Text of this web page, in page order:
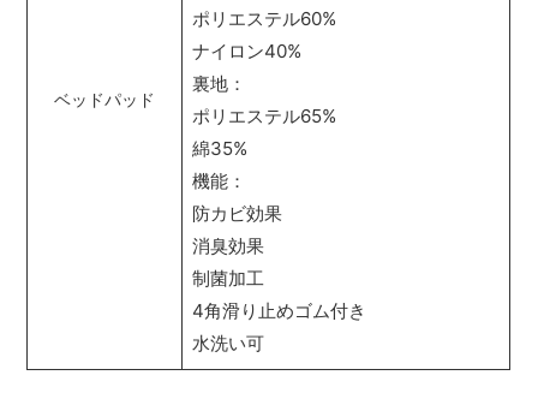
ベッドパッド
ポリエステル60%
ナイロン40%
裏地：
ポリエステル65%
綿35%
機能：
防カビ効果
消臭効果
制菌加工
4角滑り止めゴム付き
水洗い可